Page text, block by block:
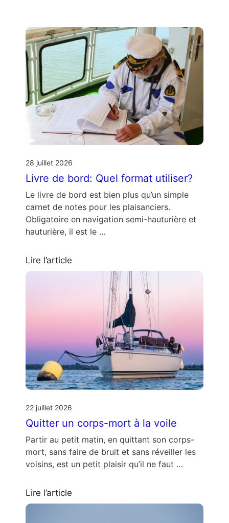
28 juillet 2026
Livre de bord: Quel format utiliser?
Le livre de bord est bien plus qu’un simple
carnet de notes pour les plaisanciers.
Obligatoire en navigation semi-hauturière et
hauturière, il est le …
Lire l’article
22 juillet 2026
Quitter un corps-mort à la voile
Partir au petit matin, en quittant son corps-
mort, sans faire de bruit et sans réveiller les
voisins, est un petit plaisir qu’il ne faut …
Lire l’article